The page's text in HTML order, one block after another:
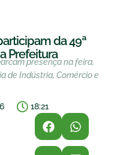
da 49ª
Prefeitura
presença na feira,
de Indústria, Comércio e
18:21